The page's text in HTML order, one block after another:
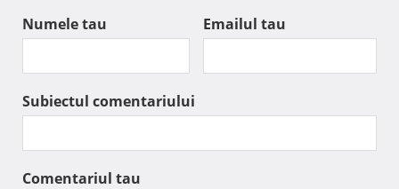
Numele tau Emailul tau
Subiectul comentariului
Comentariul tau